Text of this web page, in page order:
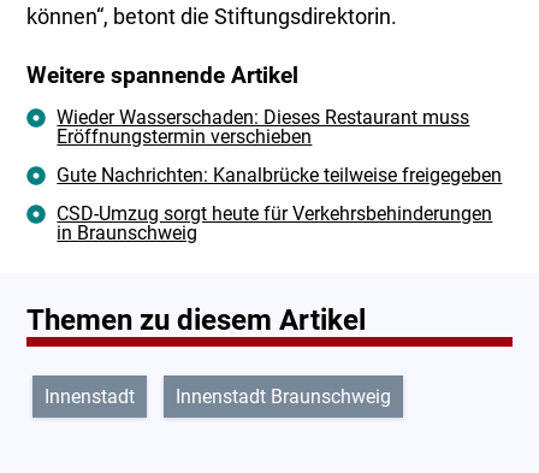
können“, betont die Stiftungsdirektorin.
Weitere spannende Artikel
Wieder Wasserschaden: Dieses Restaurant muss
Eröffnungstermin verschieben
Gute Nachrichten: Kanalbrücke teilweise freigegeben
CSD-Umzug sorgt heute für Verkehrsbehinderungen
in Braunschweig
Themen zu diesem Artikel
Innenstadt Innenstadt Braunschweig